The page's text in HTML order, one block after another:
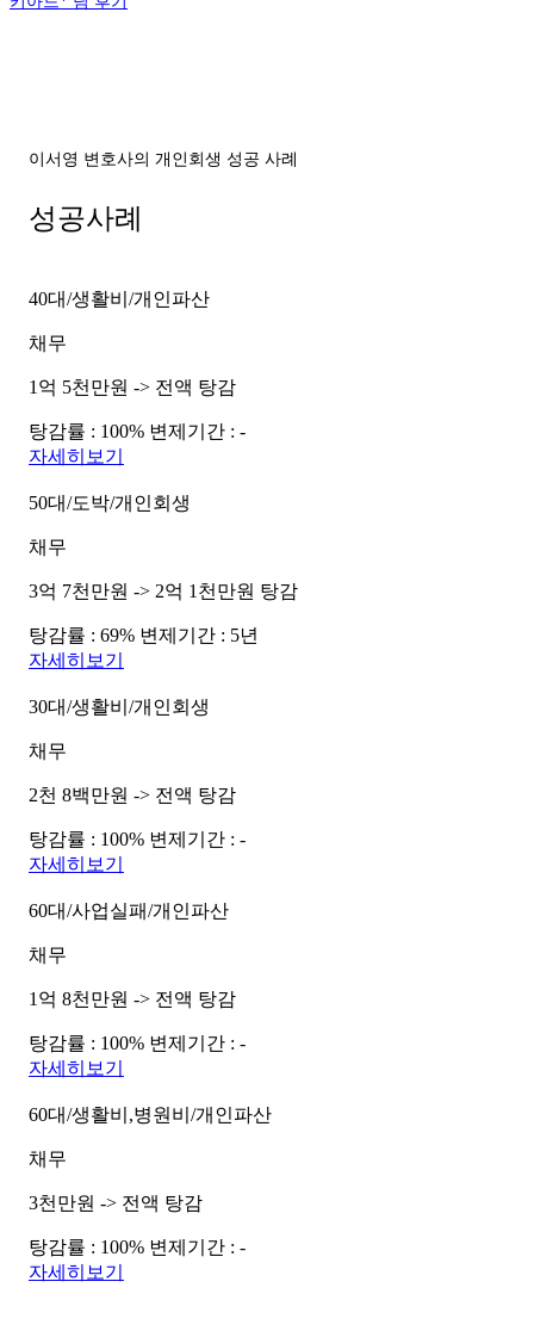
이서영 변호사의 개인회생 성공 사례
성공사례
40대/생활비/개인파산
채무
1억 5천만원 -> 전액 탕감
탕감률 : 100% 변제기간 : -
자세히보기
50대/도박/개인회생
채무
3억 7천만원 -> 2억 1천만원 탕감
탕감률 : 69% 변제기간 : 5년
자세히보기
30대/생활비/개인회생
채무
2천 8백만원 -> 전액 탕감
탕감률 : 100% 변제기간 : -
자세히보기
60대/사업실패/개인파산
채무
1억 8천만원 -> 전액 탕감
탕감률 : 100% 변제기간 : -
자세히보기
60대/생활비,병원비/개인파산
채무
3천만원 -> 전액 탕감
탕감률 : 100% 변제기간 : -
자세히보기